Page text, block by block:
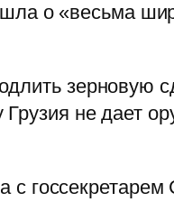
шла о «весьма
зерновую
не дает
с